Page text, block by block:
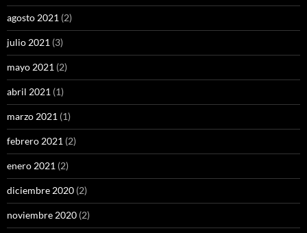
agosto 2021 (2)
julio 2021 (3)
mayo 2021 (2)
abril 2021 (1)
marzo 2021 (1)
febrero 2021 (2)
enero 2021 (2)
diciembre 2020 (2)
noviembre 2020 (2)